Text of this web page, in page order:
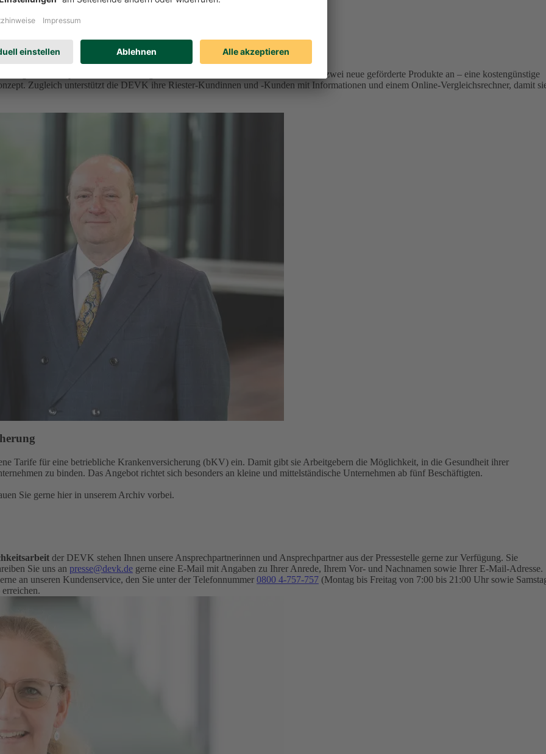
vor
geförderten privaten Altersvorsorge ein. Ab 2027 bietet der Kölner Versicherer zwei neue geförderte Produkte an – eine kostengünstige
Zugleich unterstützt die DEVK ihre Riester-Kundinnen und -Kunden mit Informationen und einem Online-Vergleichsrechner, damit
Tarife für eine betriebliche Krankenversicherung (bKV) ein. Damit gibt sie Arbeitgebern die Möglichkeit, in die Gesundheit ihrer
zu binden. Das Angebot richtet sich besonders an kleine und mittelständische Unternehmen ab fünf Beschäftigten.
Sie gerne hier in unserem Archiv vorbei.
der DEVK stehen Ihnen unsere Ansprechpartnerinnen und Ansprechpartner aus der Pressestelle gerne zur Verfügung. Sie
Sie uns an presse@devk.de gerne eine E-Mail mit Angaben zu Ihrer Anrede, Ihrem Vor- und Nachnamen sowie Ihrer E-Mail-Adresse.
an unseren Kundenservice, den Sie unter der Telefonnummer 0800 4-757-757 (Montag bis Freitag von 7:00 bis 21:00 Uhr sowie